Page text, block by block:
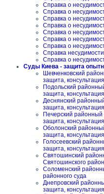
Справка о
Справка о
Справка о
Справка о
Справка о
Справка о
Справка о
Справка
Справка о
Суды Киева - защита
Шевченковский
защита, консультация
Подольский
защита, консультация
Деснянский
защита, консультация
Печерский
защита, консультация
Оболонский
защита, консультация
Голосеевский
защита, консультация
Святошинский
Святошинского
Соломенский
районного суда
Днепровский
защита, консультация